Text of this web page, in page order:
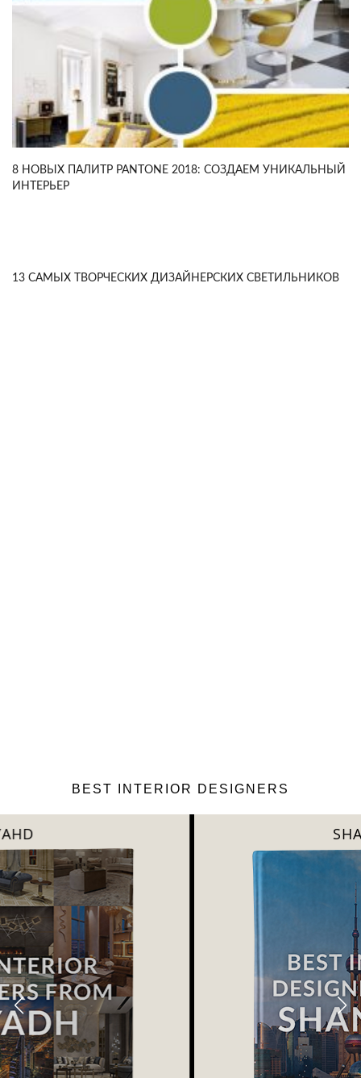
8 НОВЫХ ПАЛИТР PANTONE 2018: СОЗДАЕМ УНИКАЛЬНЫЙ
ИНТЕРЬЕР
13 САМЫХ ТВОРЧЕСКИХ ДИЗАЙНЕРСКИХ СВЕТИЛЬНИКОВ
BEST INTERIOR DESIGNERS